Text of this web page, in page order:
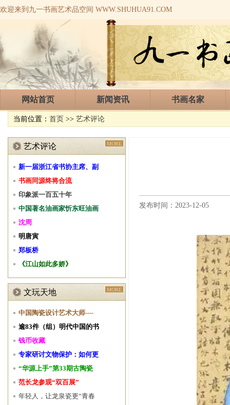
欢迎来到九一书画艺术品空间 WWW.SHUHUA91.COM
网站首页 新闻资讯 书画名家
当前位置： 首页 >> 艺术评论
发布时间：2023-12-05
艺术评论 MORE
新一届浙江省书协主席、副
书画同源终将合流
印象派一百五十年
中国著名油画家忻东旺油画
沈周
明唐寅
郑板桥
《江山如此多娇》
文玩天地 MORE
中国陶瓷设计艺术大师----
逾83件（组）明代中国的书
钱币收藏
专家研讨文物保护：如何更
“华源上手”第33期古陶瓷
范长龙参观“双百展”
年轻人，让龙泉瓷更“青春